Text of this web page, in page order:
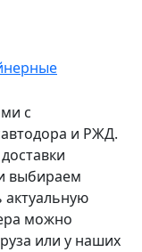
с
и РЖД.
выбираем
можно
или у наших